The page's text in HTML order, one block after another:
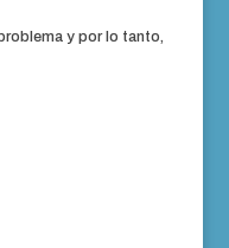
y por lo tanto,